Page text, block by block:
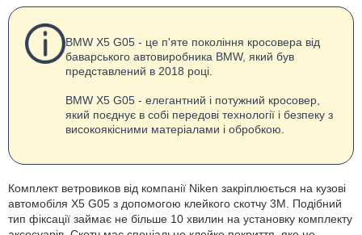
BMW X5 G05 - це п'яте покоління кросовера від
баварського автовиробника BMW, який був
представлений в 2018 році.
BMW X5 G05 - елегантний і потужний кросовер,
який поєднує в собі передові технології і безпеку з
високоякісними матеріалами і обробкою.
Комплект ветровиков від компанії Niken закріплюється на кузові
автомобіля Х5 G05 з допомогою клейкого скотчу 3М. Подібний
тип фіксації займає не більше 10 хвилин на установку комплекту